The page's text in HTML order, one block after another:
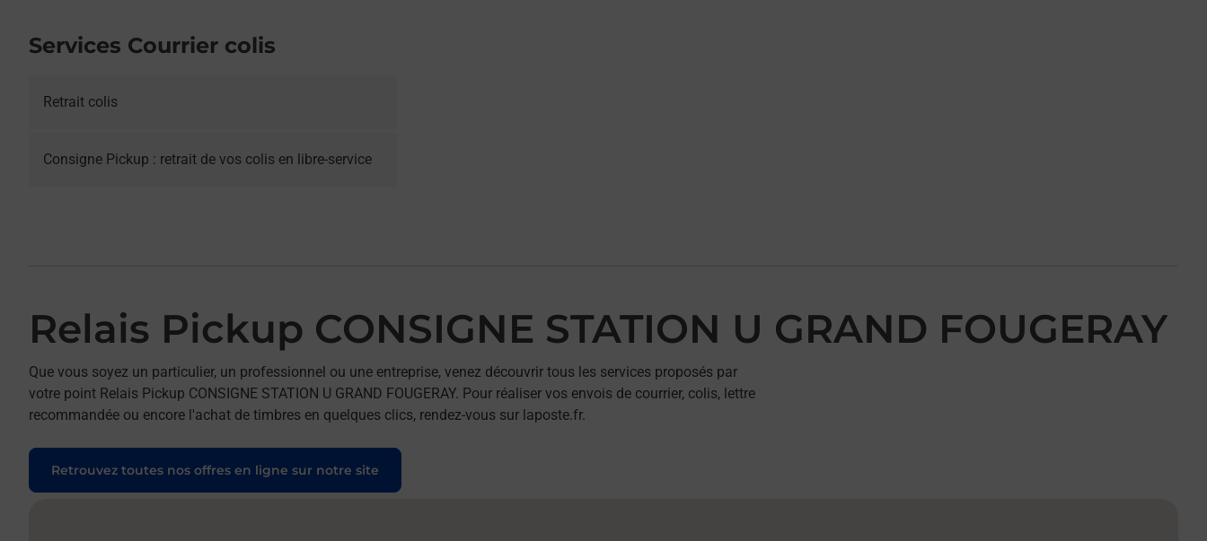
Services Courrier colis
Retrait colis
Consigne Pickup : retrait de vos colis en libre-service
Relais Pickup CONSIGNE STATION U GRAND FOUGERAY
Que vous soyez un particulier, un professionnel ou une entreprise, venez découvrir tous les services proposés par
votre point Relais Pickup CONSIGNE STATION U GRAND FOUGERAY. Pour réaliser vos envois de courrier, colis, lettre
recommandée ou encore l'achat de timbres en quelques clics, rendez-vous sur laposte.fr.
Retrouvez toutes nos offres en ligne sur notre site